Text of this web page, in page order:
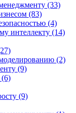
(33)
(83)
(4)
интеллекту (14)
(2)
(9)
(9)